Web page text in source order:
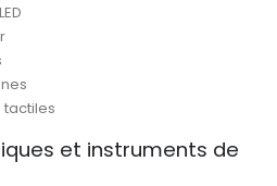
tactiles
et instruments de